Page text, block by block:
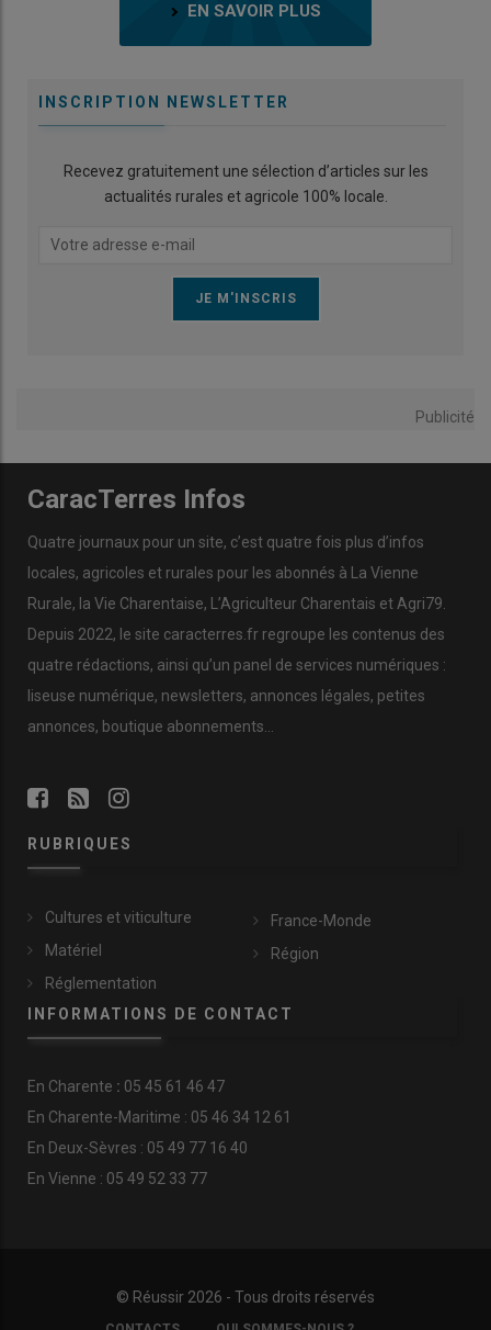
EN SAVOIR PLUS
INSCRIPTION NEWSLETTER
Recevez gratuitement une sélection d’articles sur les
actualités rurales et agricole 100% locale.
Publicité
CaracTerres Infos
Quatre journaux pour un site, c’est quatre fois plus d’infos
locales, agricoles et rurales pour les abonnés à La Vienne
Rurale, la Vie Charentaise, L’Agriculteur Charentais et Agri79.
Depuis 2022, le site caracterres.fr regroupe les contenus des
quatre rédactions, ainsi qu’un panel de services numériques :
liseuse numérique, newsletters, annonces légales, petites
annonces, boutique abonnements…
RUBRIQUES
Cultures et viticulture
Matériel
Réglementation
France-Monde
Région
INFORMATIONS DE CONTACT
En Charente : 05 45 61 46 47
En Charente-Maritime : 05 46 34 12 61
En Deux-Sèvres : 05 49 77 16 40
En Vienne : 05 49 52 33 77
© Réussir 2026 - Tous droits réservés